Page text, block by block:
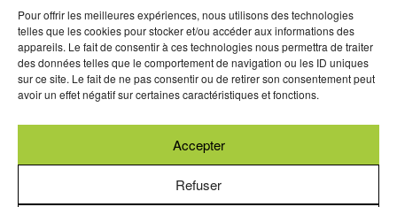
Pour offrir les meilleures expériences, nous utilisons des technologies
telles que les cookies pour stocker et/ou accéder aux informations des
appareils. Le fait de consentir à ces technologies nous permettra de traiter
des données telles que le comportement de navigation ou les ID uniques
sur ce site. Le fait de ne pas consentir ou de retirer son consentement peut
avoir un effet négatif sur certaines caractéristiques et fonctions.
Accepter
Refuser
Devenez correspondant
Rejoignez nos experts
Devenez Partenaire
Nous suivre
Abonnez-vous à nos newsletters